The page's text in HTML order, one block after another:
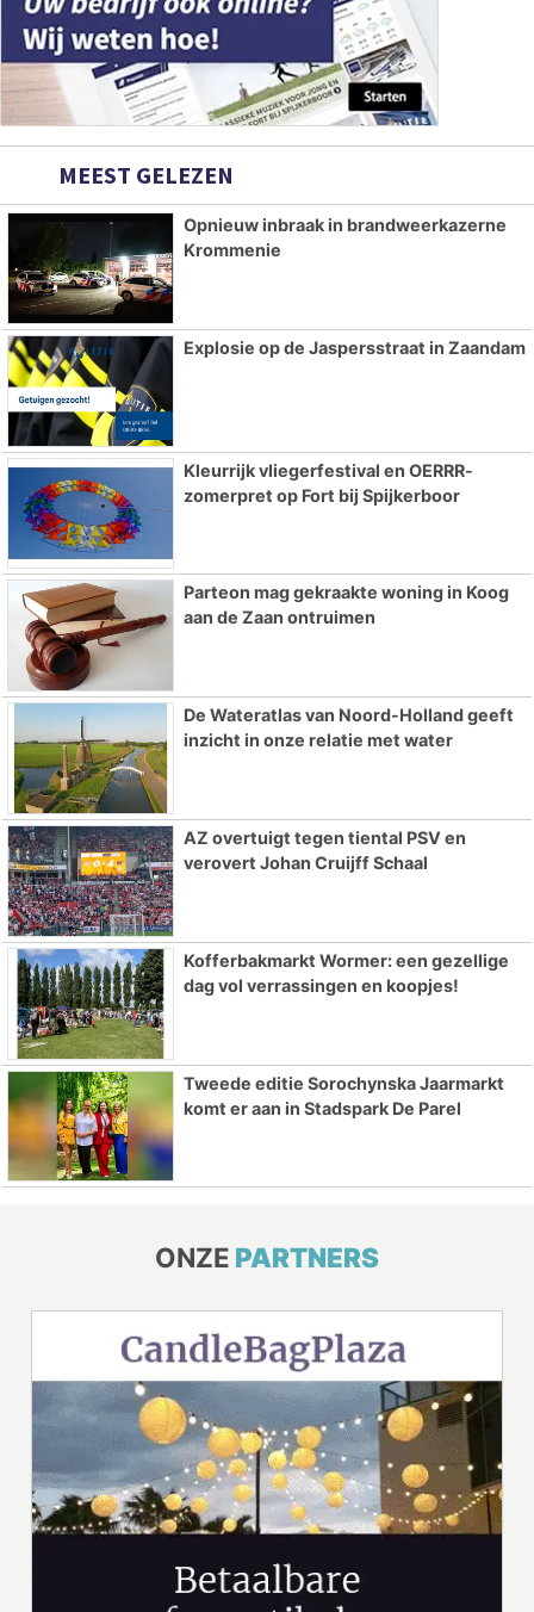
MEEST GELEZEN
Opnieuw inbraak in brandweerkazerne
Krommenie
Explosie op de Jaspersstraat in Zaandam
Kleurrijk vliegerfestival en OERRR-
zomerpret op Fort bij Spijkerboor
Parteon mag gekraakte woning in Koog
aan de Zaan ontruimen
De Wateratlas van Noord-Holland geeft
inzicht in onze relatie met water
AZ overtuigt tegen tiental PSV en
verovert Johan Cruijff Schaal
Kofferbakmarkt Wormer: een gezellige
dag vol verrassingen en koopjes!
Tweede editie Sorochynska Jaarmarkt
komt er aan in Stadspark De Parel
ONZE PARTNERS